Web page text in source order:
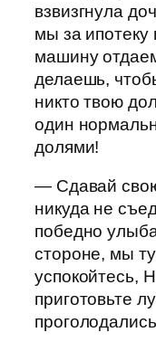
взвизгнула
мы за ипотеку
машину
делаешь,
никто твою
один
долями!
— Сдавай
никуда не
победно
стороне, мы
успокойтесь,
приготовьте